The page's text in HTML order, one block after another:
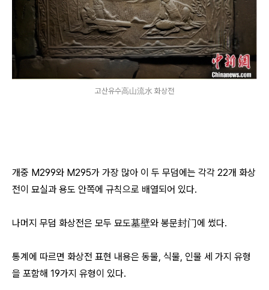
고산유수高山流水 화상전
개중 M299와 M295가 가장 많아 이 두 무덤에는 각각 22개 화상
전이 묘실과 용도 안쪽에 규칙으로 배열되어 있다.
나머지 무덤 화상전은 모두 묘도墓壁와 봉문封门에 썼다.
통계에 따르면 화상전 표현 내용은 동물, 식물, 인물 세 가지 유형
을 포함해 19가지 유형이 있다.